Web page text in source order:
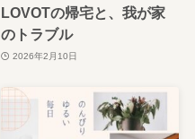
LOVOTの帰宅と、我が家
のトラブル
2026年2月10日